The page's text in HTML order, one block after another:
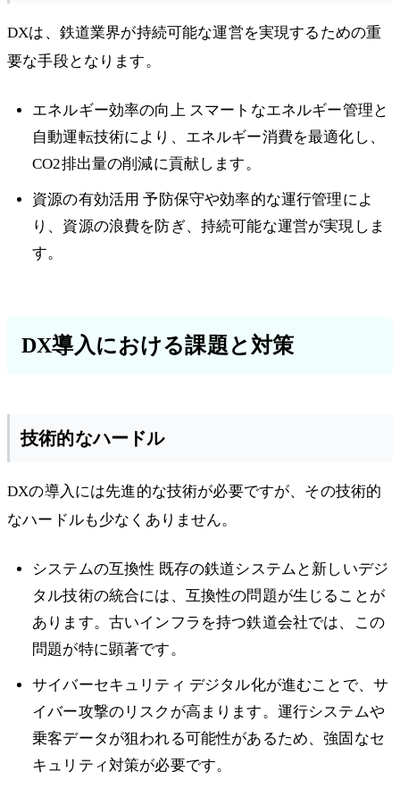
DXは、鉄道業界が持続可能な運営を実現するための重
要な手段となります。
エネルギー効率の向上 スマートなエネルギー管理と
自動運転技術により、エネルギー消費を最適化し、
CO2排出量の削減に貢献します。
資源の有効活用 予防保守や効率的な運行管理によ
り、資源の浪費を防ぎ、持続可能な運営が実現しま
す。
DX導入における課題と対策
技術的なハードル
DXの導入には先進的な技術が必要ですが、その技術的
なハードルも少なくありません。
システムの互換性 既存の鉄道システムと新しいデジ
タル技術の統合には、互換性の問題が生じることが
あります。古いインフラを持つ鉄道会社では、この
問題が特に顕著です。
サイバーセキュリティ デジタル化が進むことで、サ
イバー攻撃のリスクが高まります。運行システムや
乗客データが狙われる可能性があるため、強固なセ
キュリティ対策が必要です。